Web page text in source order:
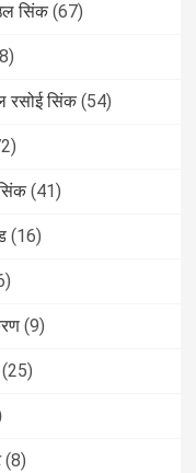
सिंक (67)
रसोई सिंक (54)
(41)
(16)
(9)
(25)
(8)